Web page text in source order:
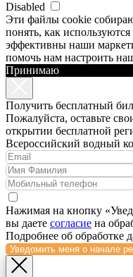
Disabled
Эти файлы cookie
понять, как
эффективны наши
помочь нам настроить
Принимаю
Получить бесплатный
Пожалуйста, оставьте
открытии бесплатной
Всероссийский водный
Нажимая на кнопку
вы даете согласие на
Подробнее об обработке
Уведомить меня о начале